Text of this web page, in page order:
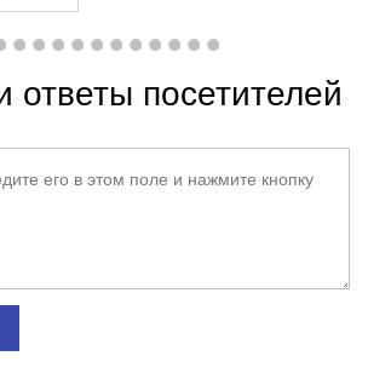
ответы посетителей